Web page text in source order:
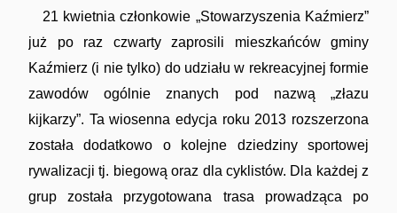
21 kwietnia członkowie „Stowarzyszenia Kaźmierz”
już po raz czwarty zaprosili mieszkańców gminy
Kaźmierz (i nie tylko) do udziału w rekreacyjnej formie
zawodów ogólnie znanych pod nazwą „złazu
kijkarzy”. Ta wiosenna edycja roku 2013 rozszerzona
została dodatkowo o kolejne dziedziny sportowej
rywalizacji tj. biegową oraz dla cyklistów. Dla każdej z
grup została przygotowana trasa prowadząca po